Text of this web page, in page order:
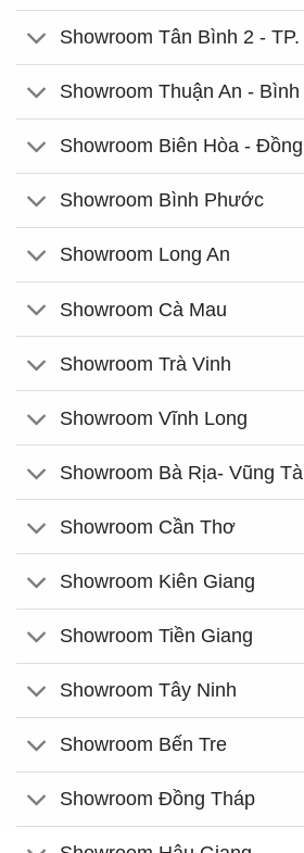
Showroom Tân Bình 2 - TP.
Showroom Thuận An -
Showroom Biên Hòa -
Showroom Bình Phước
Showroom Long An
Showroom Cà Mau
Showroom Trà Vinh
Showroom Vĩnh Long
Showroom Bà Rịa- Vũng
Showroom Cần Thơ
Showroom Kiên Giang
Showroom Tiền Giang
Showroom Tây Ninh
Showroom Bến Tre
Showroom Đồng Tháp